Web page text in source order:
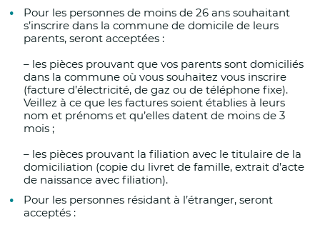
Organiser, si nécessaire, le transport des
inadaptés vers des espaces rafraîchis ;
Réexaminer l’organisation des évènements,
Renforcer la sécurité des lieux de baignade
Ajuster les horaires de travail des agents
Pour les personnes de moins de 26 ans souhaitant
s’inscrire dans la commune de domicile de leurs
parents, seront acceptées :
– les pièces prouvant que vos parents sont domiciliés
dans la commune où vous souhaitez vous inscrire
(facture d’électricité, de gaz ou de téléphone fixe).
Veillez à ce que les factures soient établies à leurs
nom et prénoms et qu’elles datent de moins de 3
mois ;
– les pièces prouvant la filiation avec le titulaire de la
domiciliation (copie du livret de famille, extrait d’acte
de naissance avec filiation).
Pour les personnes résidant à l’étranger, seront
acceptés :